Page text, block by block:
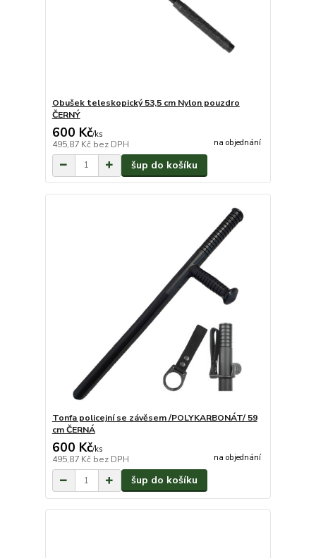
Obušek teleskopický 53,5 cm Nylon pouzdro
ČERNÝ
600 Kč/ks
495,87 Kč bez DPH na objednání
šup do košíku
Tonfa policejní se závěsem /POLYKARBONÁT/ 59
cm ČERNÁ
600 Kč/ks
495,87 Kč bez DPH na objednání
šup do košíku